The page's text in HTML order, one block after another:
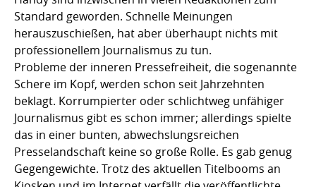
Standard geworden. Schnelle Meinungen
herauszuschießen, hat aber überhaupt nichts mit
professionellem Journalismus zu tun.
Probleme der inneren Pressefreiheit, die sogenannte
Schere im Kopf, werden schon seit Jahrzehnten
beklagt. Korrumpierter oder schlichtweg unfähiger
Journalismus gibt es schon immer; allerdings spielte
das in einer bunten, abwechslungsreichen
Presselandschaft keine so große Rolle. Es gab genug
Gegengewichte. Trotz des aktuellen Titelbooms an